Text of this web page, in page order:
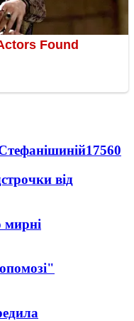
17560
від
мирні